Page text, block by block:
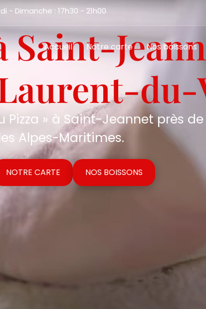
- Dimanche : 17h30 - 21h00
Accueil Notre carte Nos boissons
Saint-
du-
» à Saint-Jeannet près de
Alpes-Maritimes.
NOTRE CARTE NOS BOISSONS